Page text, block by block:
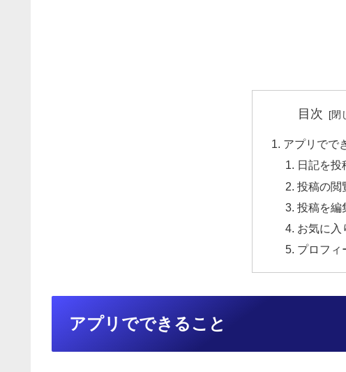
目次
アプリでで
日記を投
投稿の閲
投稿を編
お気に入
プロフィ
アプリでできること